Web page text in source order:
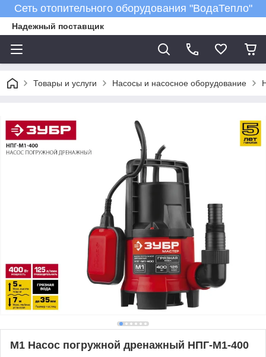
Сеть отопительного оборудования "ВодаТепло"
Надежный поставщик
Товары и услуги Насосы и насосное оборудование
М1 Насос погружной дренажный НПГ-М1-400